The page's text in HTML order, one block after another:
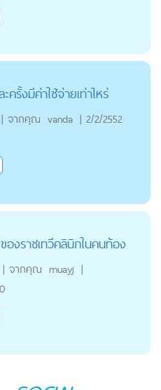
ครั้งมีค่าใช้จ่ายเท่าไหร่
| จากคุณ vanda | 2/2/2552
งราชเทวีคลินิกในคนท้อง
| จากคุณ muayj |